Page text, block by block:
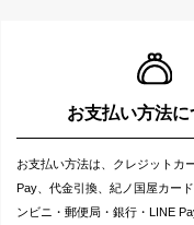
お支払い方法に
お支払い方法は、クレジットカ
Pay、代金引換、紀ノ国屋カー
ンビニ・郵便局・銀行・LINE